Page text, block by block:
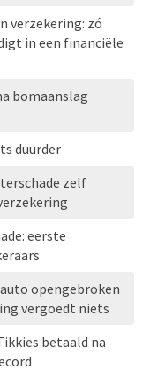
verzekering: zó
in een financiële
bomaanslag
duurder
zelf
eerste
opengebroken
vergoedt niets
betaald na